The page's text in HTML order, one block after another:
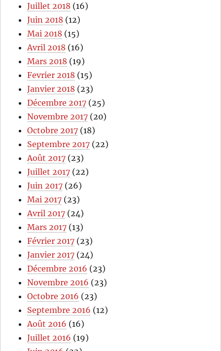
Juillet 2018 (16)
Juin 2018 (12)
Mai 2018 (15)
Avril 2018 (16)
Mars 2018 (19)
Fevrier 2018 (15)
Janvier 2018 (23)
Décembre 2017 (25)
Novembre 2017 (20)
Octobre 2017 (18)
Septembre 2017 (22)
Août 2017 (23)
Juillet 2017 (22)
Juin 2017 (26)
Mai 2017 (23)
Avril 2017 (24)
Mars 2017 (13)
Février 2017 (23)
Janvier 2017 (24)
Décembre 2016 (23)
Novembre 2016 (23)
Octobre 2016 (23)
Septembre 2016 (12)
Août 2016 (16)
Juillet 2016 (19)